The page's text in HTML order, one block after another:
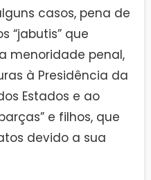
casos, pena de
“jabutis” que
menoridade penal,
à Presidência da
Estados e ao
e filhos, que
devido a sua